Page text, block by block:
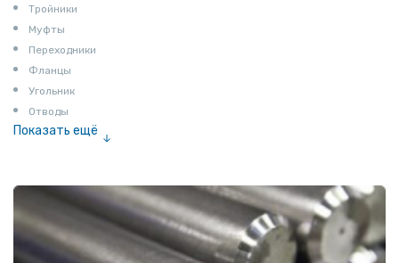
Тройники
Муфты
Переходники
Фланцы
Угольник
Отводы
Показать ещё
Соединение «американка»
Штуцеры
Сгоны
Удлинители для труб